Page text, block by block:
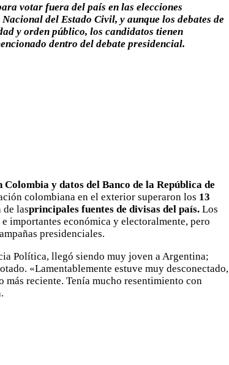
votar fuera del país en las elecciones
del Estado Civil, y aunque los debates de
y orden público, los candidatos tienen
dentro del debate presidencial.
y datos del Banco de la República de
colombiana en el exterior superaron los 13
de lasprincipales fuentes de divisas del país. Los
importantes económica y electoralmente, pero
presidenciales.
Política, llegó siendo muy joven a Argentina;
«Lamentablemente estuve muy desconectado,
reciente. Tenía mucho resentimiento con